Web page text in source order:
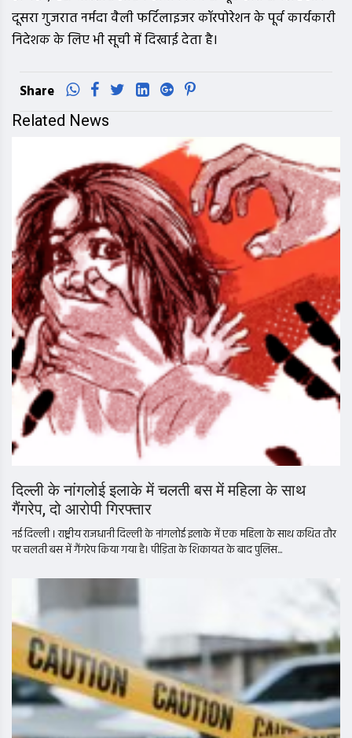
दूसरा गुजरात नर्मदा वैली फर्टिलाइजर कॉरपोरेशन के पूर्व कार्यकारी
निदेशक के लिए भी सूची में दिखाई देता है।
Share
Related News
दिल्ली के नांगलोई इलाके में चलती बस में महिला के साथ
गैंगरेप, दो आरोपी गिरफ्तार
नई दिल्ली । राष्ट्रीय राजधानी दिल्ली के नांगलोई इलाके में एक महिला के साथ कथित तौर
पर चलती बस में गैंगरेप किया गया है। पीड़िता के शिकायत के बाद पुलिस...